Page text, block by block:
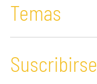
Temas
Suscribirse